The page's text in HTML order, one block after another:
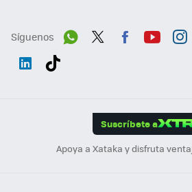
Síguenos
Suscríbete a
Apoya a Xataka y disfruta